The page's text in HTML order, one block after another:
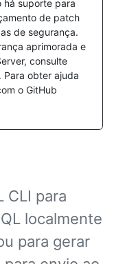
há suporte para
de patch
de segurança.
aprimorada e
consulte
. Para obter ajuda
o GitHub
CLI para
localmente
para gerar